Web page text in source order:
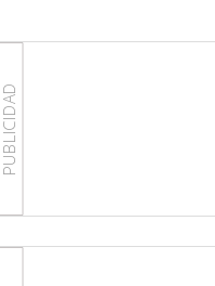
PUBLICIDAD